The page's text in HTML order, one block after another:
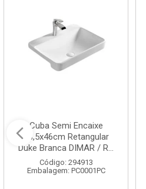
Cuba Semi Encaixe
58,5x46cm Retangular
Duke Branca DIMAR / R...
Código: 294913
Embalagem: PC0001PC